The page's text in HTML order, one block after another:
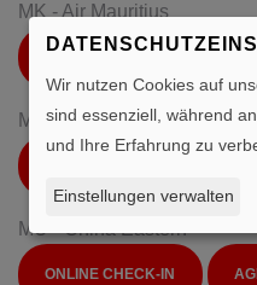
MK - Air Mauritius
MS - Egyptair
MU - China Eastern
ONLINE CHECK-IN
Wir nutzen Cookies auf
sind essenziell, während
und Ihre Erfahrung zu
Einstellungen verwalten